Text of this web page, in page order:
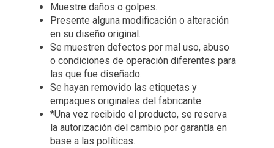
Muestre daños o golpes.
Presente alguna modificación o alteración
en su diseño original.
Se muestren defectos por mal uso, abuso
o condiciones de operación diferentes para
las que fue diseñado.
Se hayan removido las etiquetas y
empaques originales del fabricante.
*Una vez recibido el producto, se reserva
la autorización del cambio por garantía en
base a las políticas.